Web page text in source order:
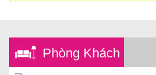
Phòng Khách